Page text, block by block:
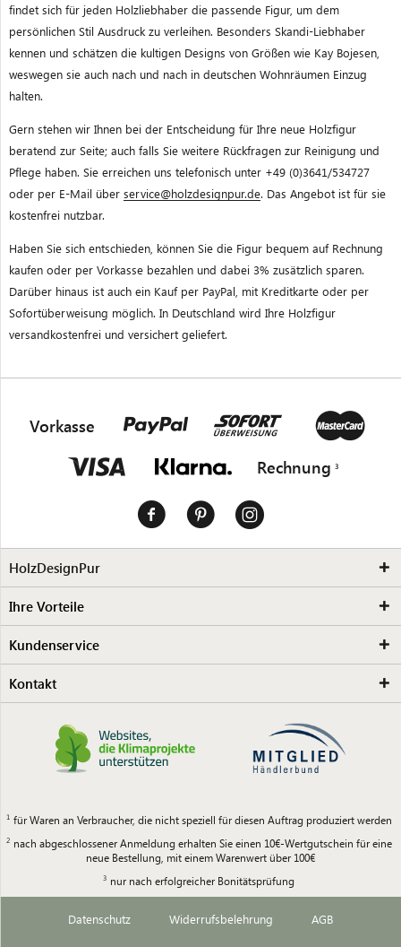
findet sich für jeden Holzliebhaber die passende Figur, um dem
persönlichen Stil Ausdruck zu verleihen. Besonders Skandi-Liebhaber
kennen und schätzen die kultigen Designs von Größen wie Kay Bojesen,
weswegen sie auch nach und nach in deutschen Wohnräumen Einzug
halten.
Gern stehen wir Ihnen bei der Entscheidung für Ihre neue Holzfigur
beratend zur Seite; auch falls Sie weitere Rückfragen zur Reinigung und
Pflege haben. Sie erreichen uns telefonisch unter +49 (0)3641/534727
oder per E-Mail über service@holzdesignpur.de. Das Angebot ist für sie
kostenfrei nutzbar.
Haben Sie sich entschieden, können Sie die Figur bequem auf Rechnung
kaufen oder per Vorkasse bezahlen und dabei 3% zusätzlich sparen.
Darüber hinaus ist auch ein Kauf per PayPal, mit Kreditkarte oder per
Sofortüberweisung möglich. In Deutschland wird Ihre Holzfigur
versandkostenfrei und versichert geliefert.
Vorkasse
Rechnung
HolzDesignPur
Ihre Vorteile
Kundenservice
Kontakt
für Waren an Verbraucher, die nicht speziell für diesen Auftrag produziert werden
nach abgeschlossener Anmeldung erhalten Sie einen 10€-Wertgutschein für eine
neue Bestellung, mit einem Warenwert über 100€
nur nach erfolgreicher Bonitätsprüfung
Datenschutz Widerrufsbelehrung AGB